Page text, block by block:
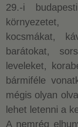
29.-i
környezetet,
kocsmákat,
barátokat,
leveleket,
bármiféle
mégis olyan
lehet letenni a
A nemrég